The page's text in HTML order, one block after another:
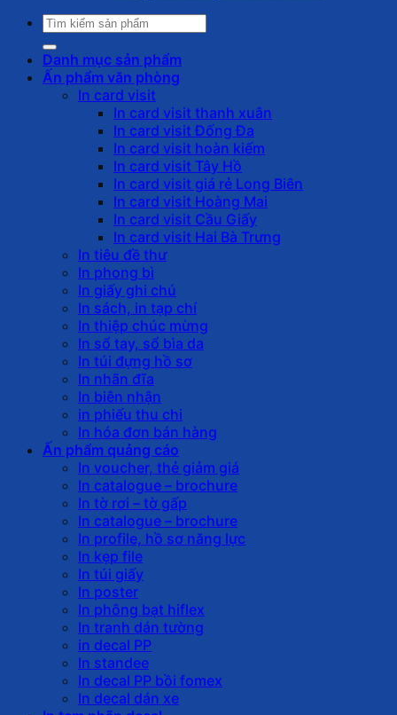
Tìm
kiếm:
Danh mục sản phẩm
Ấn phẩm văn phòng
In card visit
In card visit thanh xuân
In card visit Đống Đa
In card visit hoàn kiếm
In card visit Tây Hồ
In card visit giá rẻ Long Biên
In card visit Hoàng Mai
In card visit Cầu Giấy
In card visit Hai Bà Trưng
In tiêu đề thư
In phong bì
In giấy ghi chú
In sách, in tạp chí
In thiệp chúc mừng
In sổ tay, sổ bìa da
In túi đựng hồ sơ
In nhãn đĩa
In biên nhận
in phiếu thu chi
In hóa đơn bán hàng
Ấn phẩm quảng cáo
In voucher, thẻ giảm giá
In catalogue – brochure
In tờ rơi – tờ gấp
In catalogue – brochure
In profile, hồ sơ năng lực
In kẹp file
In túi giấy
In poster
In phông bạt hiflex
In tranh dán tường
in decal PP
In standee
In decal PP bồi fomex
In decal dán xe